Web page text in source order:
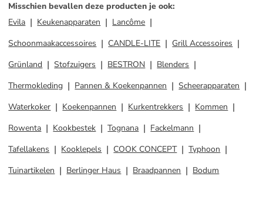
Misschien bevallen deze producten je ook:
Evila
Keukenapparaten
Lancôme
Schoonmaakaccessoires
CANDLE-LITE
Grill Accessoires
Grünland
Stofzuigers BESTRON
Blenders
Thermokleding
Pannen & Koekenpannen
Scheerapparaten
Waterkoker
Koekenpannen Kurkentrekkers
Kommen
Rowenta
Kookbestek Tognana
Fackelmann
Tafellakens
Kooklepels COOK CONCEPT
Typhoon
Tuinartikelen
Berlinger Haus Braadpannen Bodum